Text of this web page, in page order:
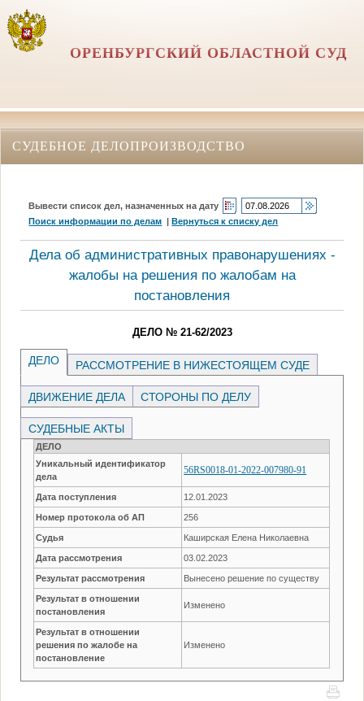
ОРЕНБУРГСКИЙ ОБЛАСТНОЙ СУД
СУДЕБНОЕ ДЕЛОПРОИЗВОДСТВО
Вывести список дел, назначенных на дату
Поиск информации по делам |Вернуться к списку дел
Дела об административных правонарушениях -
жалобы на решения по жалобам на
постановления
ДЕЛО № 21-62/2023
ДЕЛО РАССМОТРЕНИЕ В НИЖЕСТОЯЩЕМ СУДЕ
ДВИЖЕНИЕ ДЕЛА СТОРОНЫ ПО ДЕЛУ
СУДЕБНЫЕ АКТЫ
ДЕЛО
Уникальный идентификатор
дела
56RS0018-01-2022-007980-91
Дата поступления 12.01.2023
Номер протокола об АП 256
Судья Каширская Елена Николаевна
Дата рассмотрения 03.02.2023
Результат рассмотрения Вынесено решение по существу
Результат в отношении
постановления
Изменено
Результат в отношении
решения по жалобе на
постановление
Изменено